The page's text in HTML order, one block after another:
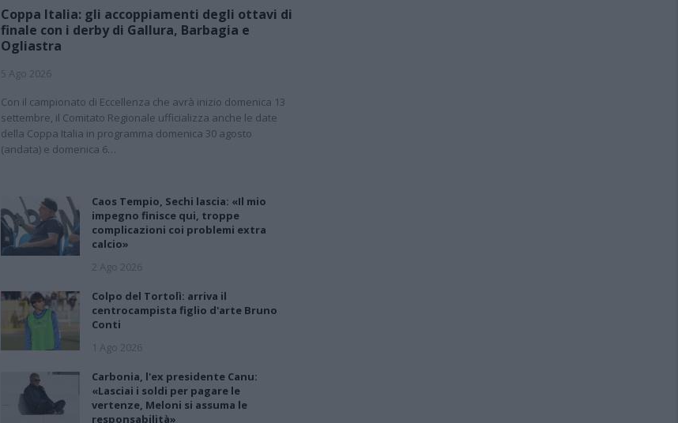
Coppa Italia: gli accoppiamenti degli ottavi di
finale con i derby di Gallura, Barbagia e
Ogliastra
5 Ago 2026
Con il campionato di Eccellenza che avrà inizio domenica 13
settembre, il Comitato Regionale ufficializza anche le date
della Coppa Italia in programma domenica 30 agosto
(andata) e domenica 6…
Caos Tempio, Sechi lascia: «Il mio
impegno finisce qui, troppe
complicazioni coi problemi extra
calcio»
2 Ago 2026
Colpo del Tortolì: arriva il
centrocampista figlio d'arte Bruno
Conti
1 Ago 2026
Carbonia, l'ex presidente Canu:
«Lasciai i soldi per pagare le
vertenze, Meloni si assuma le
responsabilità»